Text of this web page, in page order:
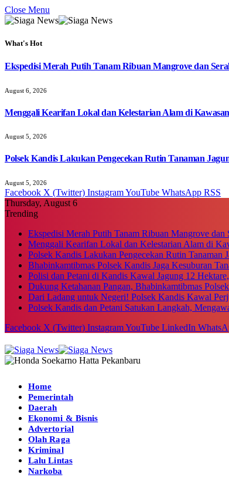
Close Menu
What's Hot
Ekspedisi Merah Putih Tanam Ribuan Mangrove dan
August 6, 2026
Menggali Kearifan Lokal dan Kelestarian Alam di
August 5, 2026
Polsek Kandis Lakukan Pengecekan Rutin Tanaman
August 5, 2026
Facebook X (Twitter) InstagramYouTube WhatsApp RSS
Thursday, August 6
Trending
Ekspedisi Merah Putih Tanam Ribuan Mangrove
Menggali Kearifan Lokal dan Kelestarian Alam di
Polsek Kandis Lakukan Pengecekan Rutin Tanaman
Bhabinkamtibmas Polsek Kandis Jaga Kesuburan
Polisi dan Petani di Kandis Kawal Jagung 12
Dukung Ketahanan Pangan, Bhabinkamtibmas
Dari Ladang untuk Negeri! Polsek Kandis Kawal
Polsek Kandis dan Petani Satukan Langkah,
Facebook X (Twitter) InstagramYouTube LinkedIn
Home
Pemerintah
Daerah
Ekonomi & Bisnis
Advertorial
Olah Raga
Kriminal
Lalu Lintas
Narkoba